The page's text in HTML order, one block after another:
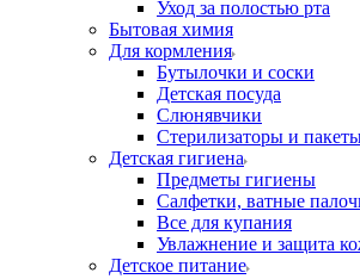
Уход за полостью рта
Бытовая химия
Для кормления
Бутылочки и соски
Детская посуда
Слюнявчики
Стерилизаторы и
Детская гигиена
Предметы гигиены
Салфетки, ватные
Все для купания
Увлажнение и защита
Детское питание